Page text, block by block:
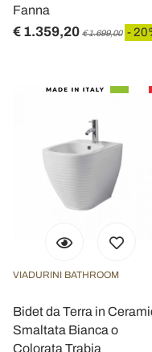
Fanna
€ 1.359,20 € 1.699,00 -
VIADURINI BATHROOM
Bidet da Terra in
Smaltata Bianca o
Colorata Trabia